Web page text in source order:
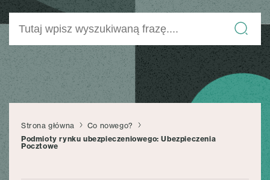
Strona główna
Co nowego?
Podmioty rynku ubezpieczeniowego: Ubezpieczenia
Pocztowe